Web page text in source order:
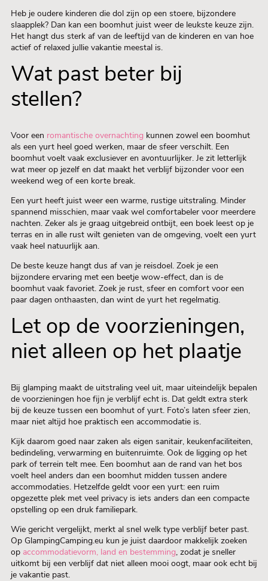
Heb je oudere kinderen die dol zijn op een stoere, bijzondere
slaapplek? Dan kan een boomhut juist weer de leukste keuze zijn.
Het hangt dus sterk af van de leeftijd van de kinderen en van hoe
actief of relaxed jullie vakantie meestal is.
Wat past beter bij
stellen?
Voor een romantische overnachting kunnen zowel een boomhut
als een yurt heel goed werken, maar de sfeer verschilt. Een
boomhut voelt vaak exclusiever en avontuurlijker. Je zit letterlijk
wat meer op jezelf en dat maakt het verblijf bijzonder voor een
weekend weg of een korte break.
Een yurt heeft juist weer een warme, rustige uitstraling. Minder
spannend misschien, maar vaak wel comfortabeler voor meerdere
nachten. Zeker als je graag uitgebreid ontbijt, een boek leest op je
terras en in alle rust wilt genieten van de omgeving, voelt een yurt
vaak heel natuurlijk aan.
De beste keuze hangt dus af van je reisdoel. Zoek je een
bijzondere ervaring met een beetje wow-effect, dan is de
boomhut vaak favoriet. Zoek je rust, sfeer en comfort voor een
paar dagen onthaasten, dan wint de yurt het regelmatig.
Let op de voorzieningen,
niet alleen op het plaatje
Bij glamping maakt de uitstraling veel uit, maar uiteindelijk bepalen
de voorzieningen hoe fijn je verblijf echt is. Dat geldt extra sterk
bij de keuze tussen een boomhut of yurt. Foto’s laten sfeer zien,
maar niet altijd hoe praktisch een accommodatie is.
Kijk daarom goed naar zaken als eigen sanitair, keukenfaciliteiten,
bedindeling, verwarming en buitenruimte. Ook de ligging op het
park of terrein telt mee. Een boomhut aan de rand van het bos
voelt heel anders dan een boomhut midden tussen andere
accommodaties. Hetzelfde geldt voor een yurt: een ruim
opgezette plek met veel privacy is iets anders dan een compacte
opstelling op een druk familiepark.
Wie gericht vergelijkt, merkt al snel welk type verblijf beter past.
Op GlampingCamping.eu kun je juist daardoor makkelijk zoeken
op accommodatievorm, land en bestemming, zodat je sneller
uitkomt bij een verblijf dat niet alleen mooi oogt, maar ook echt bij
je vakantie past.